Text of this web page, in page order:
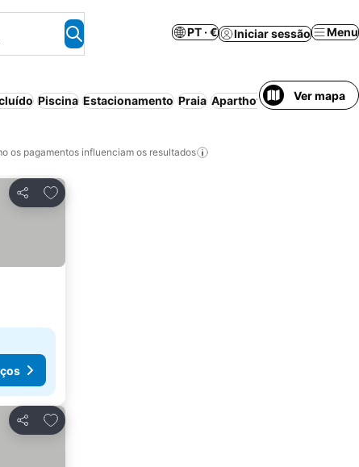
PT · € Iniciar sessão Menu
Piscina Estacionamento Praia Aparthotel Ver mapa
os pagamentos influenciam os resultados
Partilhar
Adicionar aos favoritos
Partilhar
Adicionar aos favoritos